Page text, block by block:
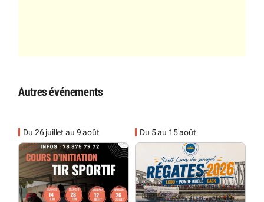
Autres événements
Du 26 juillet au 9 août Du 5 au 15 août